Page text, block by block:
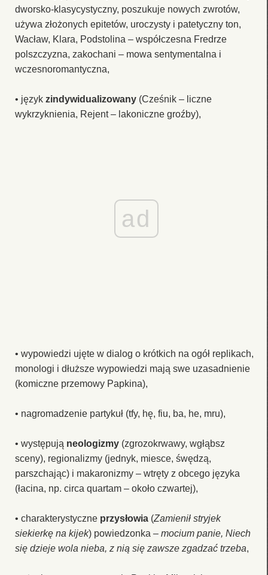
dworsko-klasycystyczny, poszukuje nowych zwrotów,
używa złożonych epitetów, uroczysty i patetyczny ton,
Wacław, Klara, Podstolina – współczesna Fredrze
polszczyzna, zakochani – mowa sentymentalna i
wczesnoromantyczna,
• język zindywidualizowany (Cześnik – liczne
wykrzyknienia, Rejent – lakoniczne groźby),
ad
• wypowiedzi ujęte w dialog o krótkich na ogół replikach,
monologi i dłuższe wypowiedzi mają swe uzasadnienie
(komiczne przemowy Papkina),
• nagromadzenie partykuł (tfy, hę, fiu, ba, he, mru),
• występują neologizmy (zgrozokrwawy, wgłąbsz
sceny), regionalizmy (jednyk, miesce, śwędzą,
parszchając) i makaronizmy – wtręty z obcego języka
(łacina, np. circa quartam – około czwartej),
• charakterystyczne przysłowia (Zamienił stryjek
siekierkę na kijek) powiedzonka – mocium panie, Niech
się dzieje wola nieba, z nią się zawsze zgadzać trzeba,